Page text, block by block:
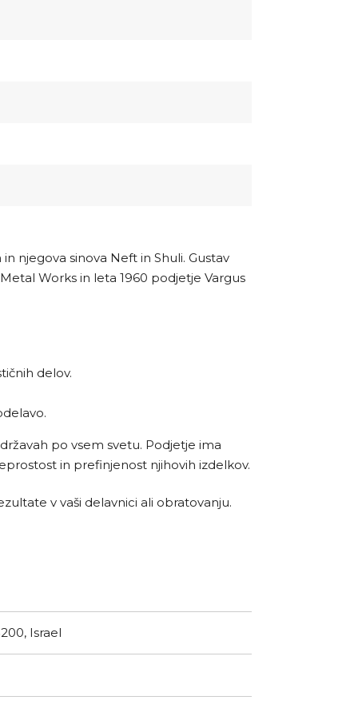
njegova sinova Neft in Shuli. Gustav
Works in leta 1960 podjetje Vargus
delov.
po vsem svetu. Podjetje ima
in prefinjenost njihovih izdelkov.
v vaši delavnici ali obratovanju.
Israel